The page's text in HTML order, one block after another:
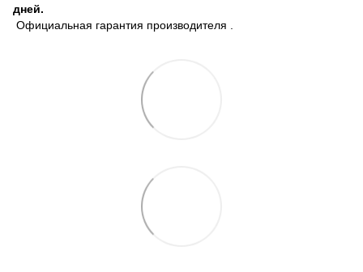
дней.
Официальная гарантия производителя .